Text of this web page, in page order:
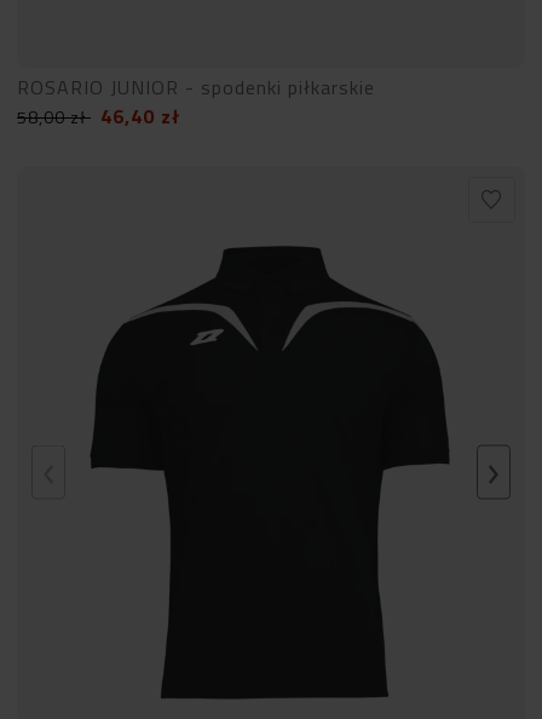
ROSARIO JUNIOR - spodenki piłkarskie
58,00zł 46,40 zł